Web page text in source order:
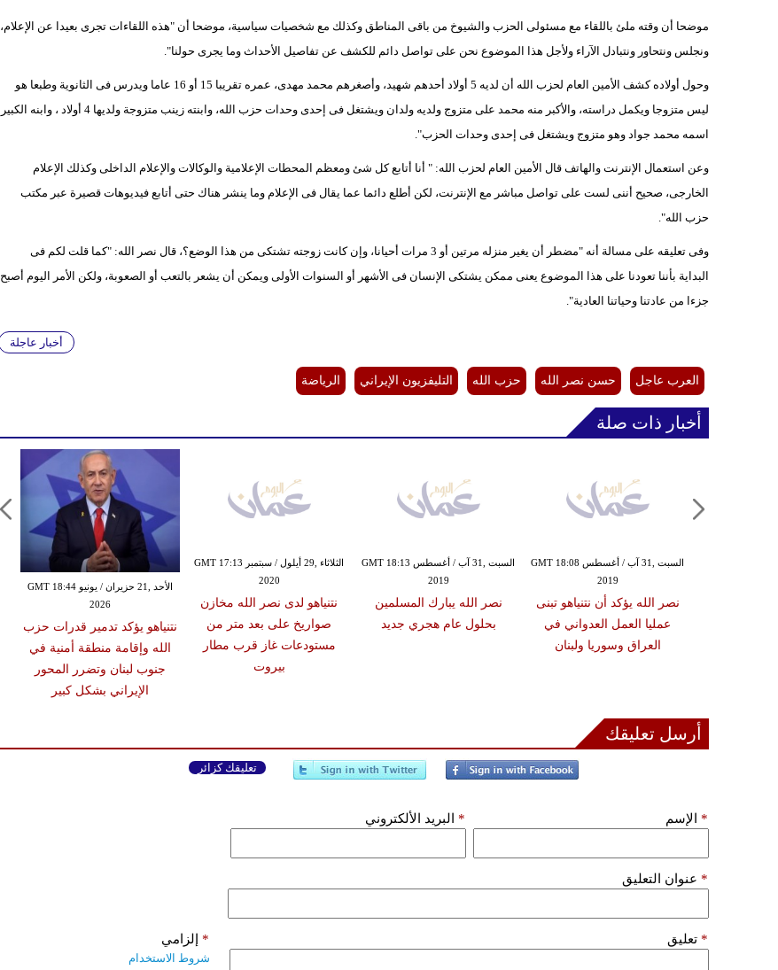
موضحا أن وقته ملئ باللقاء مع مسئولى الحزب والشيوخ من باقى المناطق وكذلك مع شخصيات سياسية، موضحا أن "هذه اللقاءات تجرى بعيدا عن الإعلام،
ونجلس ونتحاور ونتبادل الآراء ولأجل هذا الموضوع نحن على تواصل دائم للكشف عن تفاصيل الأحداث وما يجرى حولنا".
وحول أولاده كشف الأمين العام لحزب الله أن لديه 5 أولاد أحدهم شهيد، وأصغرهم محمد مهدى، عمره تقريبا 15 أو 16 عاما ويدرس فى الثانوية وطبعا هو
ليس متزوجا ويكمل دراسته، والأكبر منه محمد على متزوج ولديه ولدان ويشتغل فى إحدى وحدات حزب الله، وابنته زينب متزوجة ولديها 4 أولاد ، وابنه الكبير
اسمه محمد جواد وهو متزوج ويشتغل فى إحدى وحدات الحزب".
وعن استعمال الإنترنت والهاتف قال الأمين العام لحزب الله: " أنا أتابع كل شئ ومعظم المحطات الإعلامية والوكالات والإعلام الداخلى وكذلك الإعلام
الخارجى، صحيح أننى لست على تواصل مباشر مع الإنترنت، لكن أطلع دائما عما يقال فى الإعلام وما ينشر هناك حتى أتابع فيديوهات قصيرة عبر مكتب
حزب الله".
وفى تعليقه على مسالة أنه "مضطر أن يغير منزله مرتين أو 3 مرات أحيانا، وإن كانت زوجته تشتكى من هذا الوضع؟، قال نصر الله: "كما قلت لكم فى
البداية بأننا تعودنا على هذا الموضوع يعنى ممكن يشتكى الإنسان فى الأشهر أو السنوات الأولى ويمكن أن يشعر بالتعب أو الصعوبة، ولكن الأمر اليوم أصبح
جزءا من عادتنا وحياتنا العادية".
أخبار عاجلة
العرب عاجل حسن نصر الله حزب الله التليفزيون الإيراني الرياضة
أخبار ذات صلة
الأحد ,21 حزيران / يونيو GMT 18:44
2026
نتنياهو يؤكد تدمير قدرات حزب
الله وإقامة منطقة أمنية في
جنوب لبنان وتضرر المحور
الإيراني بشكل كبير
الثلاثاء ,29 أيلول / سبتمبر GMT 17:13
2020
نتنياهو لدى نصر الله مخازن
صواريخ على بعد متر من
مستودعات غاز قرب مطار
بيروت
السبت ,31 آب / أغسطس GMT 18:13
2019
نصر الله يبارك المسلمين
بحلول عام هجري جديد
السبت ,31 آب / أغسطس GMT 18:08
2019
نصر الله يؤكد أن نتنياهو تبنى
عمليا العمل العدواني في
العراق وسوريا ولبنان
أرسل تعليقك
تعليقك كزائر
الإسم * البريد الألكتروني *
عنوان التعليق *
تعليق * إلزامي *
شروط الاستخدام